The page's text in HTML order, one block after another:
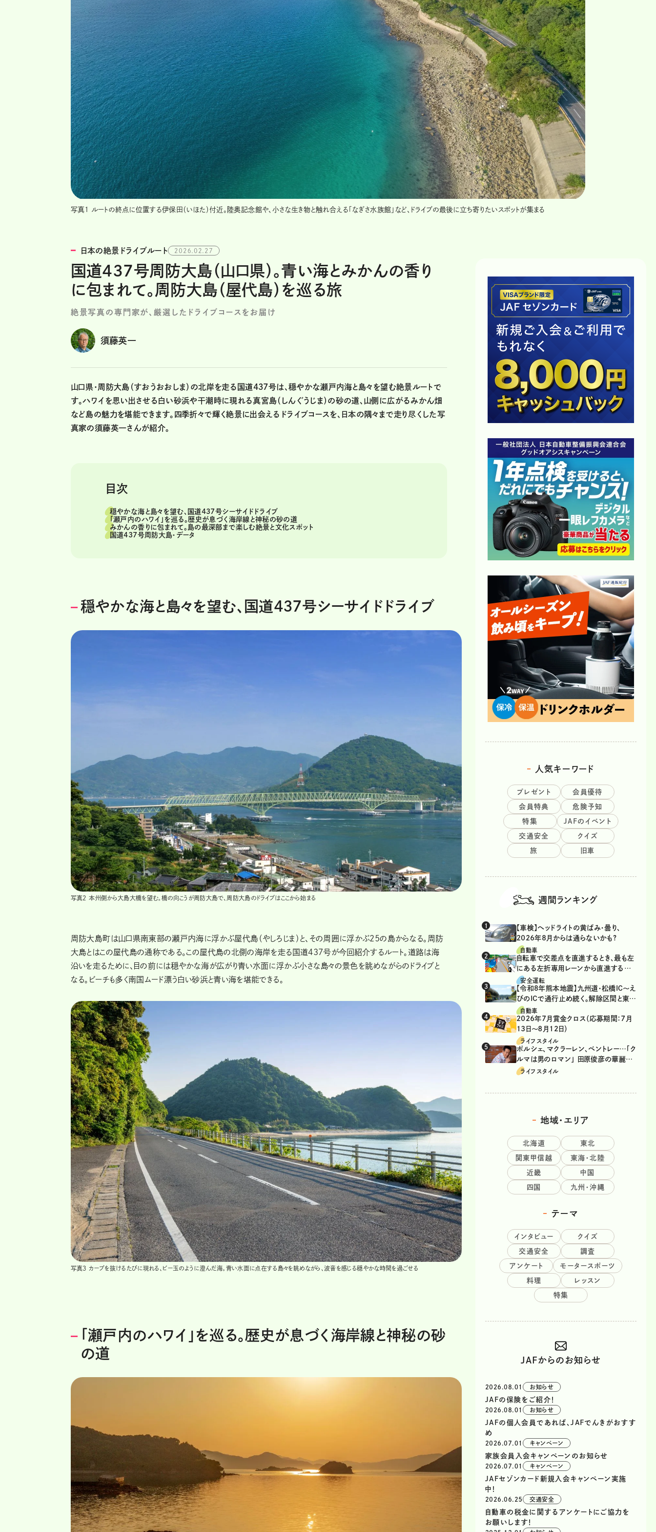
写真1 ルートの終点に位置する伊保田（いほた）付近。陸奥記念館や、小さな生き物と触れ合える「なぎさ水族館」など、ドライブの最後に立ち寄りたいスポットが集まる
日本の絶景ドライブルート 2026.02.27
国道437号周防大島（山口県）。青い海とみかんの香り
に包まれて。周防大島（屋代島）を巡る旅
絶景写真の専門家が、厳選したドライブコースをお届け
須藤英一
山口県・周防大島（すおうおおしま）の北岸を走る国道437号は、穏やかな瀬戸内海と島々を望む絶景ルートで
す。ハワイを思い出させる白い砂浜や干潮時に現れる真宮島（しんぐうじま）の砂の道、山側に広がるみかん畑
など島の魅力を堪能できます。四季折々で輝く絶景に出会えるドライブコースを、日本の隅々まで走り尽くした写
真家の須藤英一さんが紹介。
目次
穏やかな海と島々を望む、国道437号シーサイドドライブ
「瀬戸内のハワイ」を巡る。歴史が息づく海岸線と神秘の砂の道
みかんの香りに包まれて。島の最深部まで楽しむ絶景と文化スポット
国道437号周防大島・データ
穏やかな海と島々を望む、国道437号シーサイドドライブ
写真2 本州側から大島大橋を望む。橋の向こうが周防大島で、周防大島のドライブはここから始まる
周防大島町は山口県南東部の瀬戸内海に浮かぶ屋代島（やしろじま）と、その周囲に浮かぶ25の島からなる。周防
大島とはこの屋代島の通称である。この屋代島の北側の海岸を走る国道437号が今回紹介するルート。道路は海
沿いを走るために、目の前には穏やかな海が広がり青い水面に浮かぶ小さな島々の景色を眺めながらのドライブと
なる。ビーチも多く南国ムード漂う白い砂浜と青い海を堪能できる。
写真3 カーブを抜けるたびに現れる、ビー玉のように澄んだ海。青い水面に点在する島々を眺めながら、波音を感じる穏やかな時間を過ごせる
「瀬戸内のハワイ」を巡る。歴史が息づく海岸線と神秘の砂
の道
人気キーワード
プレゼント 会員優待
会員特典 危険予知
特集 JAFのイベント
交通安全 クイズ
旅 旧車
週間ランキング
【車検】ヘッドライトの黄ばみ・曇り、
2026年8月からは通らないかも?
自動車
自転車で交差点を直進するとき、最も左
にある左折専用レーンから直進するの
は、違反？
安全運転
【令和8年熊本地震】九州道・松橋IC～え
びのICで通行止め続く。解除区間と東九
州道の迂回ルート
自動車
2026年7月賞金クロス（応募期間：7月
13日～8月12日）
ライフスタイル
ポルシェ、マクラーレン、ベントレー…「ク
ルマは男のロマン」 田原俊彦の華麗な
る愛車遍歴
ライフスタイル
地域・エリア
北海道 東北
関東甲信越 東海・北陸
近畿 中国
四国 九州・沖縄
テーマ
インタビュー クイズ
交通安全 調査
アンケート モータースポーツ
料理 レッスン
特集
JAFからのお知らせ
2026.08.01 お知らせ
JAFの保険をご紹介！
2026.08.01 お知らせ
JAFの個人会員であれば、JAFでんきがおすす
め
2026.07.01 キャンペーン
家族会員入会キャンペーンのお知らせ
2026.07.01 キャンペーン
JAFセゾンカード新規入会キャンペーン実施
中！
2026.06.25 交通安全
自動車の税金に関するアンケートにご協力を
お願いします！